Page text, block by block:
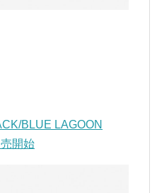
BLUE LAGOON
開始